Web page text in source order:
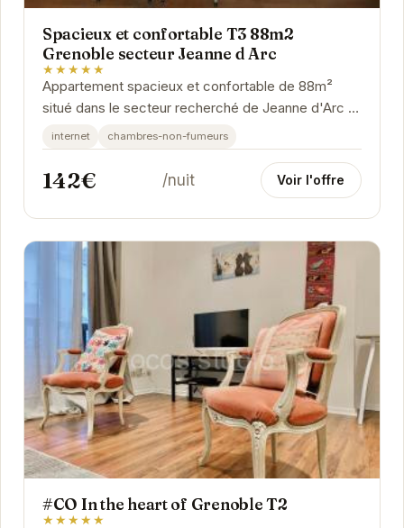
Spacieux et confortable T3 88m2
Grenoble secteur Jeanne d Arc
★★★★★
Appartement spacieux et confortable de 88m²
situé dans le secteur recherché de Jeanne d'Arc à
Grenoble. Il offre un cadre de vie idéal pour un...
internet chambres-non-fumeurs
142€ /nuit Voir l'offre
#CO In the heart of Grenoble T2
★★★★★